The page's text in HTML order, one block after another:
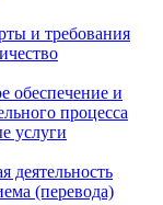
и требования
обеспечение и
процесса
услуги
деятельность
(перевода)